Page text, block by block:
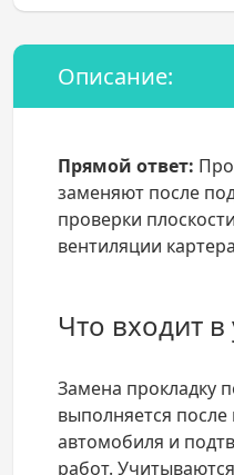
Описание:
Прямой ответ:
заменяют после
проверки
вентиляции
Что входит в
Замена прокладку
выполняется
автомобиля и
работ.